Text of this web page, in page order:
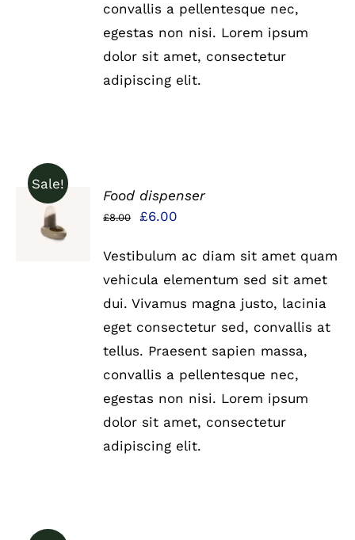
convallis a pellentesque nec,
egestas non nisi. Lorem ipsum
dolor sit amet, consectetur
adipiscing elit.
Sale!
IN DEN
WARENKORB
/
Food dispenser
£8.00
Ursprünglicher
war:
£8.00
£6.00
ist:
£6.00.
Vestibulum ac diam sit amet quam
vehicula elementum sed sit amet
dui. Vivamus magna justo, lacinia
eget consectetur sed, convallis at
tellus. Praesent sapien massa,
convallis a pellentesque nec,
egestas non nisi. Lorem ipsum
dolor sit amet, consectetur
adipiscing elit.